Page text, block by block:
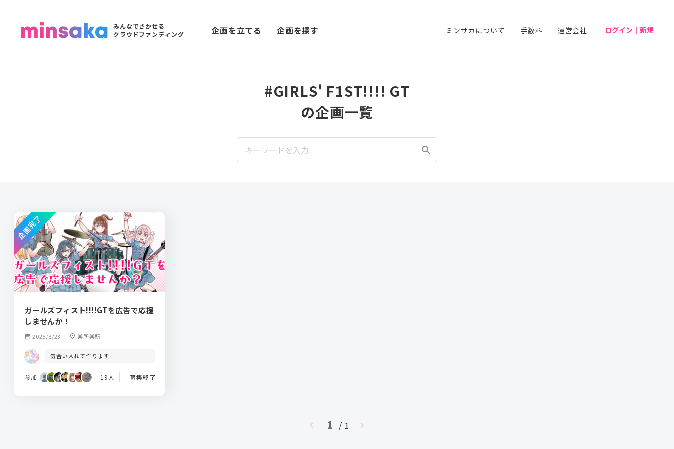
みんなでさかせる
クラウドファンディング
企画を立てる 企画を探す ミンサカについて 手数料 運営会社 ログイン｜新規
#GIRLS' F1ST!!!! GT
の企画一覧
search
ガールズフィスト!!!!GTを広告で応援
しませんか！
calendar_month 2025/8/23 location_on 某所某駅
気合い入れて作ります
参加 19人 募集終了
企画完了
chevron_left 1 / 1 chevron_right